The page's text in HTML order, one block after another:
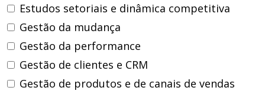
Estudos setoriais e dinâmica competitiva
Gestão da mudança
Gestão da performance
Gestão de clientes e CRM
Gestão de produtos e de canais de vendas